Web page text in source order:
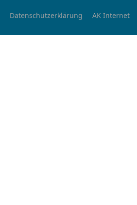
Datenschutzerklärung AK Internet